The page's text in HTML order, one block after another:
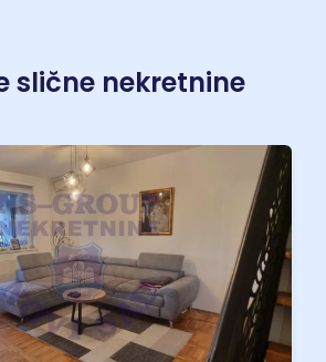
slične nekretnine